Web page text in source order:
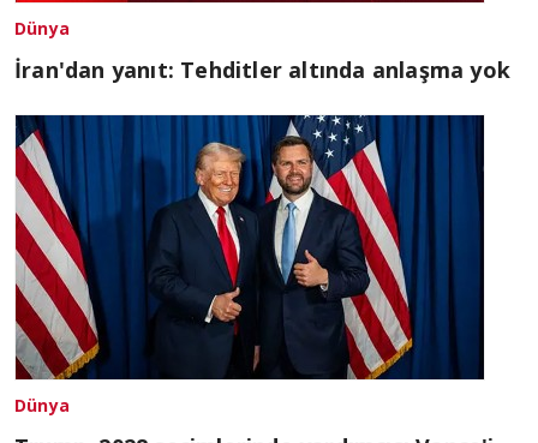
Dünya
İran'dan yanıt: Tehditler altında anlaşma yok
Dünya